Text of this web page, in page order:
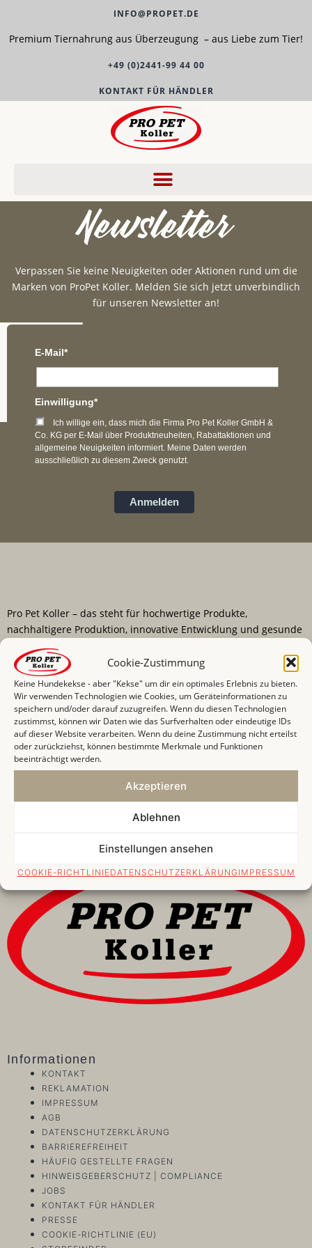
Cookie-Zustimmung
Keine Hundekekse - aber "Kekse" um dir ein optimales Erlebnis zu bieten.
Wir verwenden Technologien wie Cookies, um Geräteinformationen zu
speichern und/oder darauf zuzugreifen. Wenn du diesen Technologien
zustimmst, können wir Daten wie das Surfverhalten oder eindeutige IDs
auf dieser Website verarbeiten. Wenn du deine Zustimmung nicht erteilst
oder zurückziehst, können bestimmte Merkmale und Funktionen
beeinträchtigt werden.
Akzeptieren
Ablehnen
Einstellungen ansehen
COOKIE-RICHTLINIEDATENSCHUTZERKLÄRUNG IMPRESSUM
INFO@PROPET.DE
Premium Tiernahrung aus Überzeugung – aus Liebe zum Tier!
+49 (0)2441-99 44 00
KONTAKT FÜR HÄNDLER
Newsletter
Verpassen Sie keine Neuigkeiten oder Aktionen rund um die
Marken von ProPet Koller. Melden Sie sich jetzt unverbindlich
für unseren Newsletter an!
E-Mail*
Einwilligung*
Ich willige ein, dass mich die Firma Pro Pet Koller GmbH &
Co. KG per E-Mail über Produktneuheiten, Rabattaktionen und
allgemeine Neuigkeiten informiert. Meine Daten werden
ausschließlich zu diesem Zweck genutzt.
Anmelden
Pro Pet Koller – das steht für hochwertige Produkte,
nachhaltigere Produktion, innovative Entwicklung und gesunde
und artgerechte Ernährung.
Unsere Marken zeichnen sich durch einen sehr hohen
Fleischanteil und hochwertige Inhaltsstoffe in erstklassiger
Qualität aus. Bei unseren Produkten haben wir uns die Natur
zum Vorbild genommen. Alle Produkte sind frei von Getreide
und verzichten auf Geschmacksverstärker
und Konservierungsstoffe.
Die Gesundheit und das Wohlergehen Ihrer und auch unserer
Vierbeiner haben für uns höchste Priorität. Wir entwickeln
unsere Produkte als naturnahe Vollnahrungen, die speziell auf
die Bedürfnisse der Tiere abgestimmt sind. Weil wir für unsere
Informationen
KONTAKT
REKLAMATION
IMPRESSUM
AGB
DATENSCHUTZERKLÄRUNG
BARRIEREFREIHEIT
HÄUFIG GESTELLTE FRAGEN
HINWEISGEBERSCHUTZ | COMPLIANCE
JOBS
KONTAKT FÜR HÄNDLER
PRESSE
COOKIE-RICHTLINIE (EU)